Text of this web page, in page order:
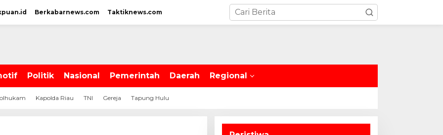
Berkabarnews.com Taktiknews.com
Politik Nasional Pemerintah Daerah Regional
Kapolda Riau TNI Gereja Tapung Hulu